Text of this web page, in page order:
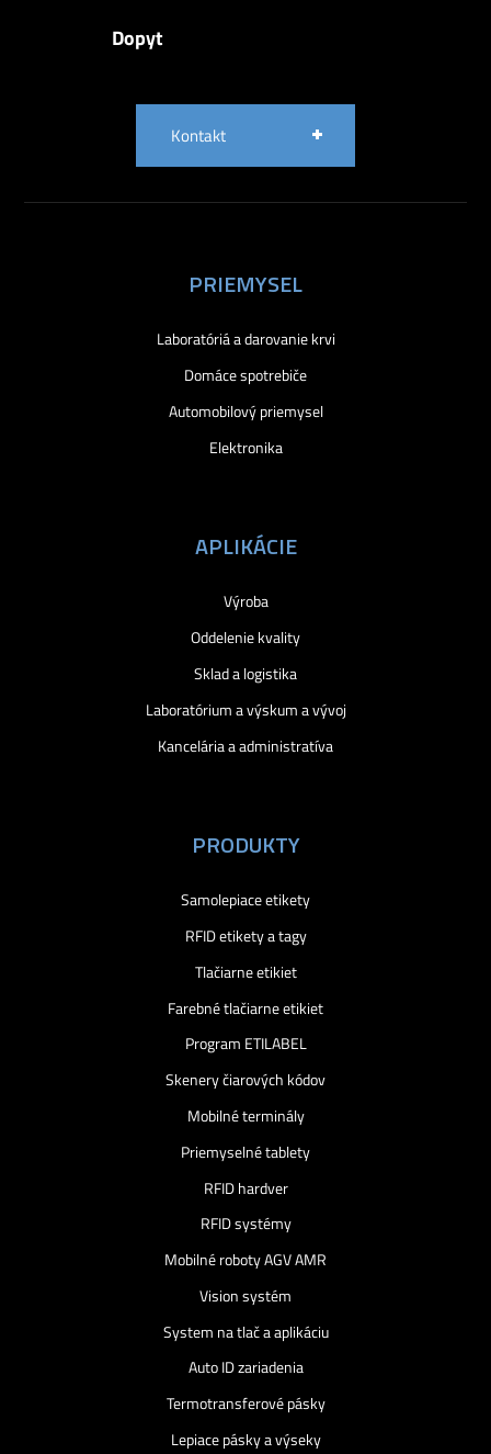
Dopyt
Kontakt
PRIEMYSEL
Laboratóriá a darovanie krvi
Domáce spotrebiče
Automobilový priemysel
Elektronika
APLIKÁCIE
Výroba
Oddelenie kvality
Sklad a logistika
Laboratórium a výskum a vývoj
Kancelária a administratíva
PRODUKTY
Samolepiace etikety
RFID etikety a tagy
Tlačiarne etikiet
Farebné tlačiarne etikiet
Program ETILABEL
Skenery čiarových kódov
Mobilné terminály
Priemyselné tablety
RFID hardver
RFID systémy
Mobilné roboty AGV AMR
Vision systém
System na tlač a aplikáciu
Auto ID zariadenia
Termotransferové pásky
Lepiace pásky a výseky